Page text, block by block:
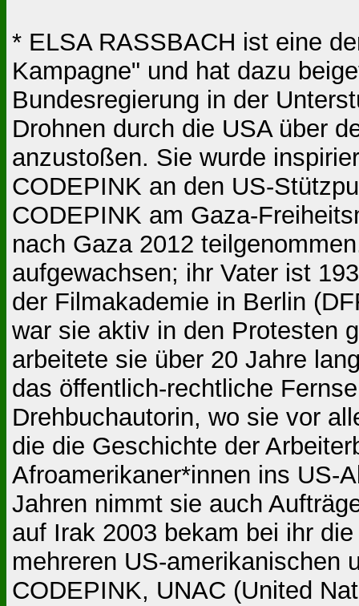
* ELSA RASSBACH ist eine
Kampagne" und hat dazu
Bundesregierung in der
Drohnen durch die USA über
anzustoßen. Sie wurde
CODEPINK an den US-
CODEPINK am Gaza-
nach Gaza 2012
aufgewachsen; ihr Vater ist
der Filmakademie in Berlin
war sie aktiv in den Protesten
arbeitete sie über 20 Jahre
das öffentlich-rechtliche
Drehbuchautorin, wo sie vor
die die Geschichte der
Afroamerikaner*innen ins US-
Jahren nimmt sie auch
auf Irak 2003 bekam bei ihr
mehreren US-amerikanischen
CODEPINK, UNAC (United